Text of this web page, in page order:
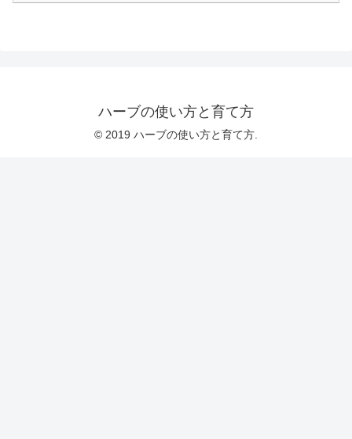
ハーブの使い方と育て方
© 2019 ハーブの使い方と育て方.